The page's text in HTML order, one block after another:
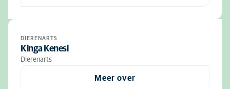
DIERENARTS
Kinga Kenesi
Dierenarts
Meer over